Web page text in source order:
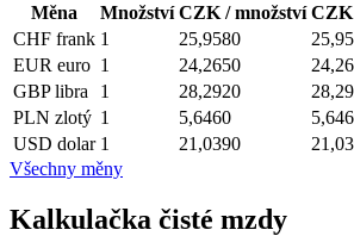
Měna
Množství CZK / množství CZK
CHF frank 1 25,9580
EUR euro 1 24,2650
GBP libra 1 28,2920
PLN zlotý 1 5,6460
USD dolar 1 21,0390
Všechny měny
Kalkulačka čisté mzdy